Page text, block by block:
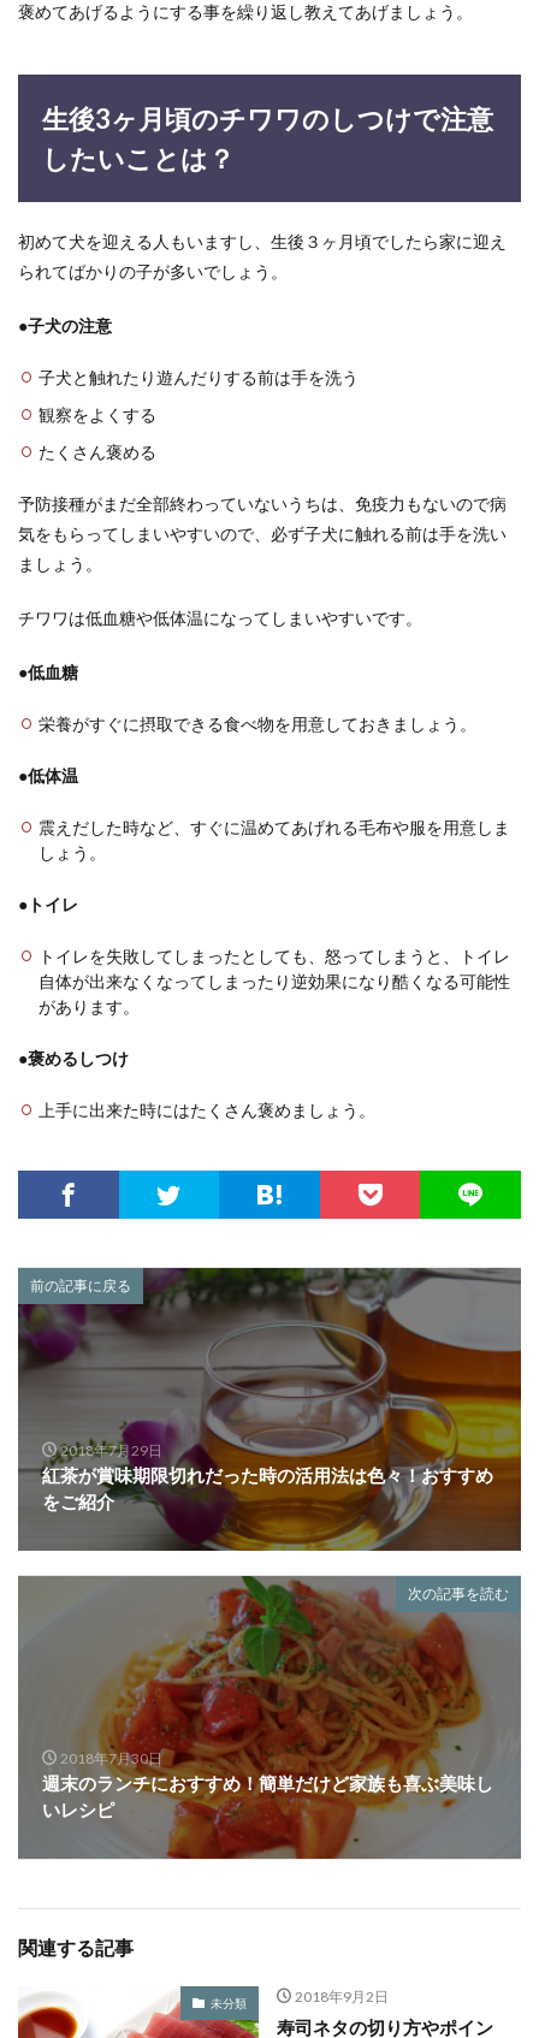
褒めてあげるようにする事を繰り返し教えてあげましょう。
生後3ヶ月頃のチワワのしつけで注意
したいことは？
初めて犬を迎える人もいますし、生後３ヶ月頃でしたら家に迎え
られてばかりの子が多いでしょう。
●子犬の注意
子犬と触れたり遊んだりする前は手を洗う
観察をよくする
たくさん褒める
予防接種がまだ全部終わっていないうちは、免疫力もないので病
気をもらってしまいやすいので、必ず子犬に触れる前は手を洗い
ましょう。
チワワは低血糖や低体温になってしまいやすいです。
●低血糖
栄養がすぐに摂取できる食べ物を用意しておきましょう。
●低体温
震えだした時など、すぐに温めてあげれる毛布や服を用意しま
しょう。
●トイレ
トイレを失敗してしまったとしても、怒ってしまうと、トイレ
自体が出来なくなってしまったり逆効果になり酷くなる可能性
があります。
●褒めるしつけ
上手に出来た時にはたくさん褒めましょう。
前の記事に戻る
2018年7月29日
紅茶が賞味期限切れだった時の活用法は色々！おすすめ
をご紹介
次の記事を読む
2018年7月30日
週末のランチにおすすめ！簡単だけど家族も喜ぶ美味し
いレシピ
関連する記事
未分類 2018年9月2日
寿司ネタの切り方やポイン